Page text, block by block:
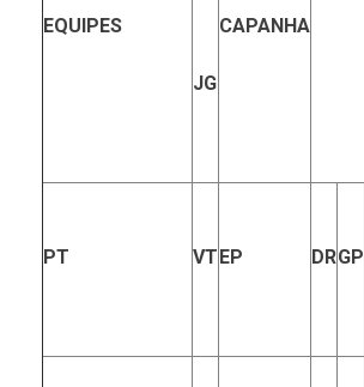
EQUIPES
JG
CAPANHA
PT VT EP DRGP